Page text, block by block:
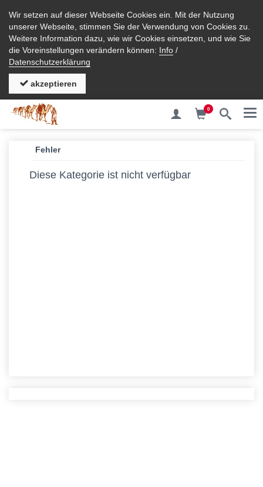
Wir setzen auf dieser Webseite Cookies ein. Mit der Nutzung
unserer Webseite, stimmen Sie der Verwendung von Cookies zu.
Weitere Information dazu, wie wir Cookies einsetzen, und wie Sie
die Voreinstellungen verändern können: Info /
Datenschutzerklärung
akzeptieren
0
Fehler
Diese Kategorie ist nicht verfügbar